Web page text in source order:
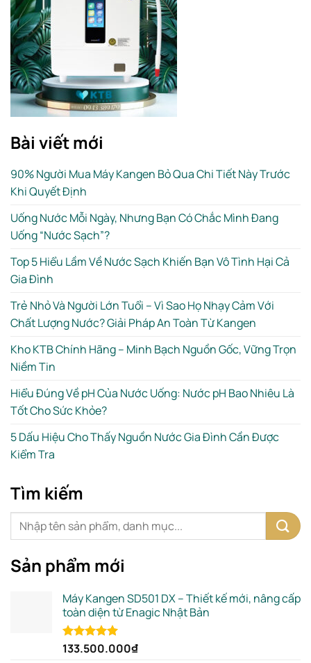
Bài viết mới
90% Người Mua Máy Kangen Bỏ Qua Chi Tiết Này Trước
Khi Quyết Định
Uống Nước Mỗi Ngày, Nhưng Bạn Có Chắc Mình Đang
Uống “Nước Sạch”?
Top 5 Hiểu Lầm Về Nước Sạch Khiến Bạn Vô Tình Hại Cả
Gia Đình
Trẻ Nhỏ Và Người Lớn Tuổi – Vì Sao Họ Nhạy Cảm Với
Chất Lượng Nước? Giải Pháp An Toàn Từ Kangen
Kho KTB Chính Hãng – Minh Bạch Nguồn Gốc, Vững Trọn
Niềm Tin
Hiểu Đúng Về pH Của Nước Uống: Nước pH Bao Nhiêu Là
Tốt Cho Sức Khỏe?
5 Dấu Hiệu Cho Thấy Nguồn Nước Gia Đình Cần Được
Kiểm Tra
Tìm kiếm
Sản phẩm mới
Máy Kangen SD501 DX – Thiết kế mới, nâng cấp
toàn diện từ Enagic Nhật Bản
Rated5.00
133.500.000₫